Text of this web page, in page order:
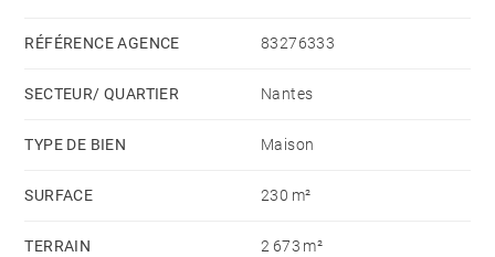
douche. En annexes : deux garages pour 4 voitures,
de 2670 m² joliment paysagé. Belles prestations :
aspiration centralisée, sol chauffant, huisseries
pouvant convenir parfaitement à une famille
RÉFÉRENCE AGENCE 83276333
SECTEUR/ QUARTIER Nantes
TYPE DE BIEN Maison
SURFACE 230 m²
TERRAIN 2 673 m²